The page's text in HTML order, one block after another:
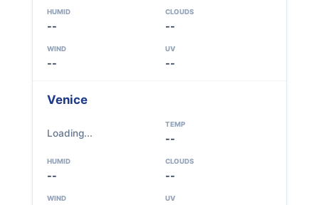
HUMID
--
CLOUDS
--
WIND
--
UV
--
Venice
Loading...
TEMP
--
HUMID
--
CLOUDS
--
WIND UV